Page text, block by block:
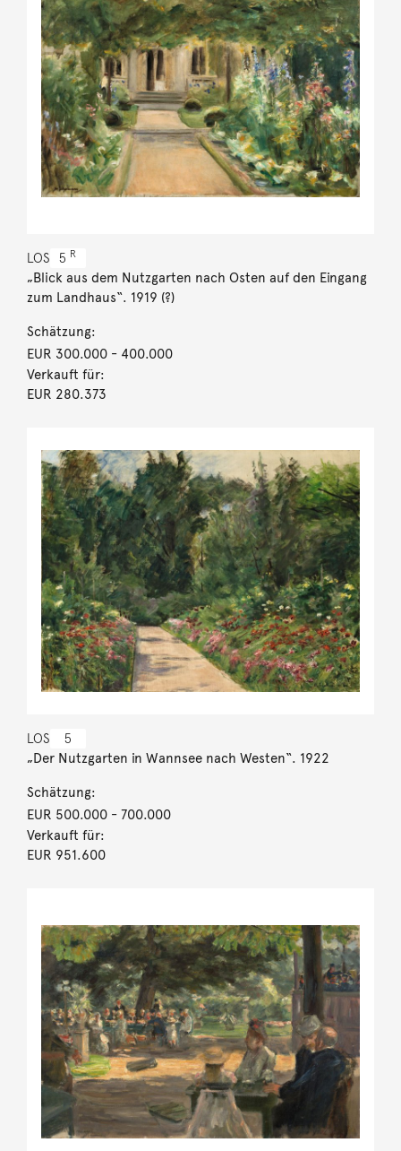
LOS 5 R
„Blick aus dem Nutzgarten nach Osten auf den Eingang
zum Landhaus“. 1919 (?)
Schätzung:
EUR 300.000- 400.000
Verkauft für:
EUR 280.373
LOS 5
„Der Nutzgarten in Wannsee nach Westen“. 1922
Schätzung:
EUR 500.000- 700.000
Verkauft für:
EUR 951.600